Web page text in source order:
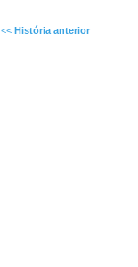
<< História anterior